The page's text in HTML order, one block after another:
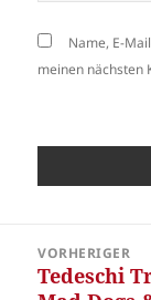
Name, E-
meinen nächsten
VORHERIGER
Vorheriger
Tedeschi